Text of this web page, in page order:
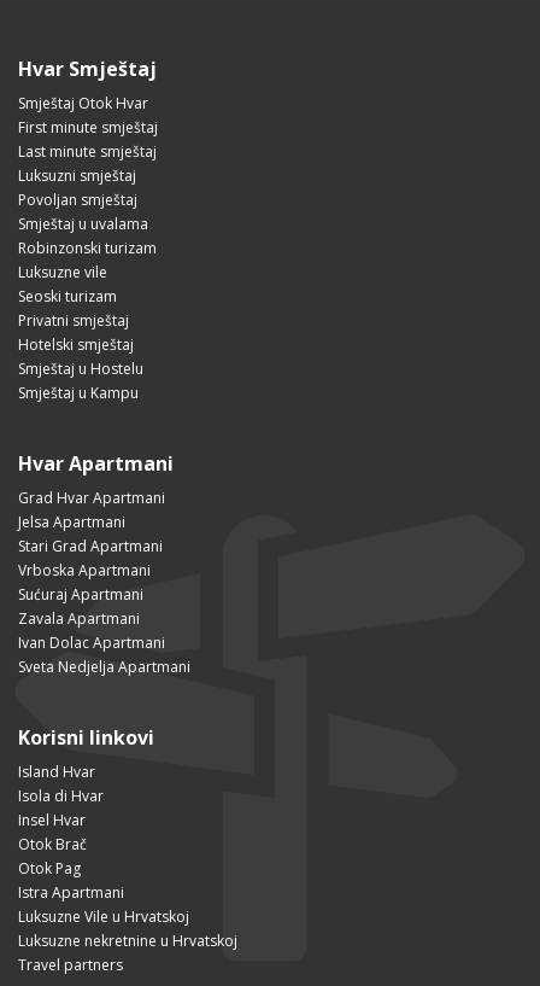
Hvar Smještaj
Smještaj Otok Hvar
First minute smještaj
Last minute smještaj
Luksuzni smještaj
Povoljan smještaj
Smještaj u uvalama
Robinzonski turizam
Luksuzne vile
Seoski turizam
Privatni smještaj
Hotelski smještaj
Smještaj u Hostelu
Smještaj u Kampu
Hvar Apartmani
Grad Hvar Apartmani
Jelsa Apartmani
Stari Grad Apartmani
Vrboska Apartmani
Sućuraj Apartmani
Zavala Apartmani
Ivan Dolac Apartmani
Sveta Nedjelja Apartmani
Korisni linkovi
Island Hvar
Isola di Hvar
Insel Hvar
Otok Brač
Otok Pag
Istra Apartmani
Luksuzne Vile u Hrvatskoj
Luksuzne nekretnine u Hrvatskoj
Travel partners